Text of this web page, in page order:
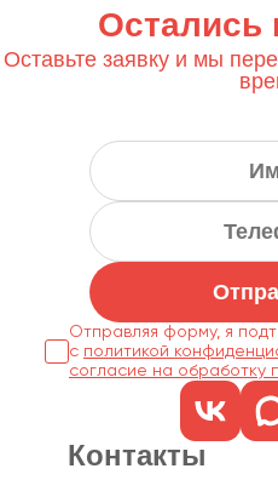
Остались
Оставьте заявку и мы
Отправляя форму, я
с политикой
согласие на обработку
Контакты